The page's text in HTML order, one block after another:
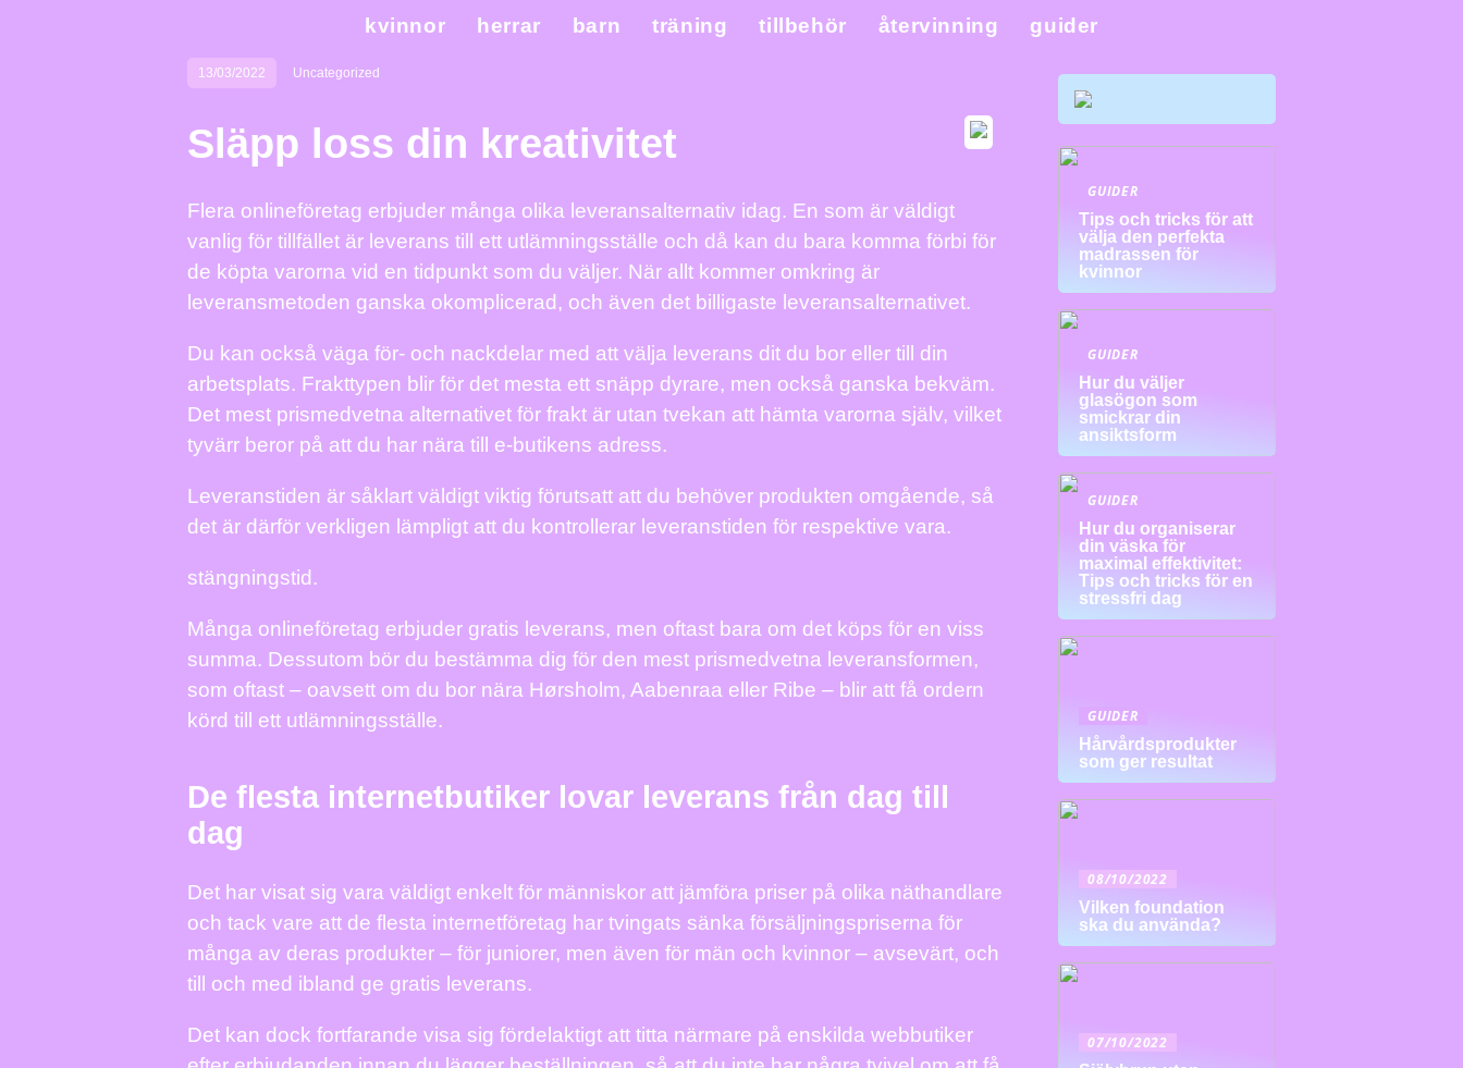
kvinnor herrar barn träning tillbehör återvinning guider
13/03/2022 Uncategorized
Släpp loss din kreativitet
Flera onlineföretag erbjuder många olika leveransalternativ idag. En som är väldigt
vanlig för tillfället är leverans till ett utlämningsställe och då kan du bara komma förbi för
de köpta varorna vid en tidpunkt som du väljer. När allt kommer omkring är
leveransmetoden ganska okomplicerad, och även det billigaste leveransalternativet.
Du kan också väga för- och nackdelar med att välja leverans dit du bor eller till din
arbetsplats. Frakttypen blir för det mesta ett snäpp dyrare, men också ganska bekväm.
Det mest prismedvetna alternativet för frakt är utan tvekan att hämta varorna själv, vilket
tyvärr beror på att du har nära till e-butikens adress.
Leveranstiden är såklart väldigt viktig förutsatt att du behöver produkten omgående, så
det är därför verkligen lämpligt att du kontrollerar leveranstiden för respektive vara.
stängningstid.
Många onlineföretag erbjuder gratis leverans, men oftast bara om det köps för en viss
summa. Dessutom bör du bestämma dig för den mest prismedvetna leveransformen,
som oftast – oavsett om du bor nära Hørsholm, Aabenraa eller Ribe – blir att få ordern
körd till ett utlämningsställe.
De flesta internetbutiker lovar leverans från dag till
dag
Det har visat sig vara väldigt enkelt för människor att jämföra priser på olika näthandlare
och tack vare att de flesta internetföretag har tvingats sänka försäljningspriserna för
många av deras produkter – för juniorer, men även för män och kvinnor – avsevärt, och
till och med ibland ge gratis leverans.
Det kan dock fortfarande visa sig fördelaktigt att titta närmare på enskilda webbutiker
GUIDER
Tips och tricks för att
välja den perfekta
madrassen för
kvinnor
GUIDER
Hur du väljer
glasögon som
smickrar din
ansiktsform
GUIDER
Hur du organiserar
din väska för
maximal effektivitet:
Tips och tricks för en
stressfri dag
GUIDER
Hårvårdsprodukter
som ger resultat
08/10/2022
Vilken foundation
ska du använda?
07/10/2022